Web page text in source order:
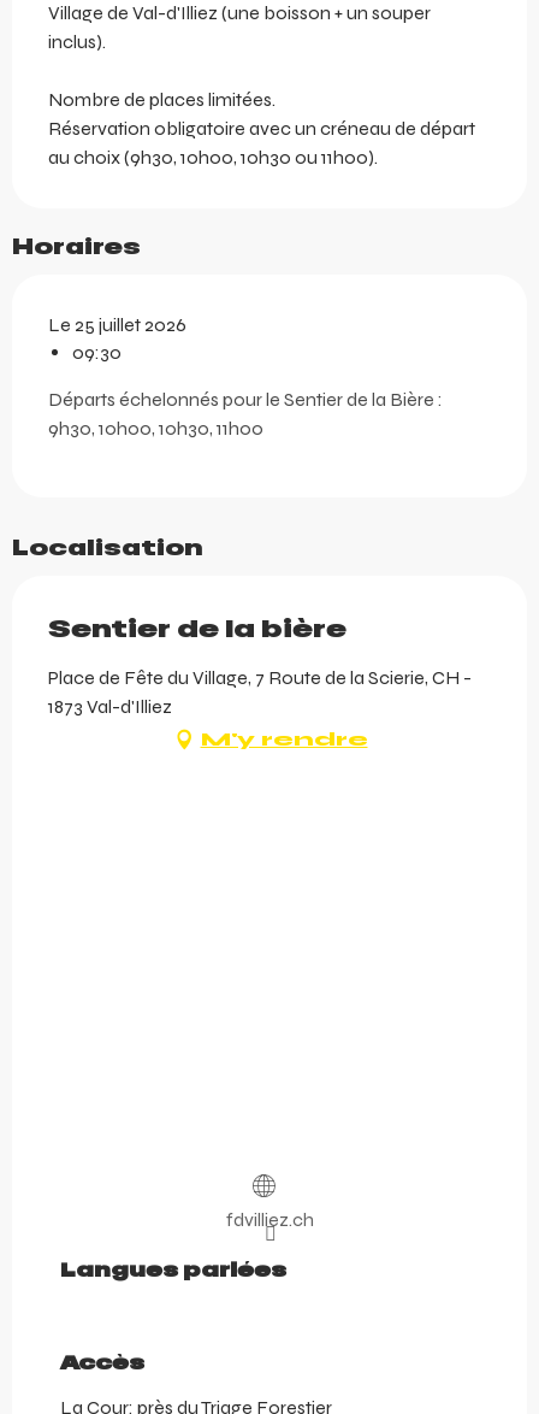
Village de Val-d'Illiez (une boisson + un souper
inclus).
Nombre de places limitées.
Réservation obligatoire avec un créneau de départ
au choix (9h30, 10h00, 10h30 ou 11h00).
Horaires
Le 25 juillet 2026
09:30
Départs échelonnés pour le Sentier de la Bière :
9h30, 10h00, 10h30, 11h00
Localisation
Sentier de la bière
Place de Fête du Village, 7 Route de la Scierie, CH -
1873 Val-d'Illiez
M'y rendre
fdvilliez.ch
Langues parlées
Langues parlées
Accès
Accès
La Cour: près du Triage Forestier